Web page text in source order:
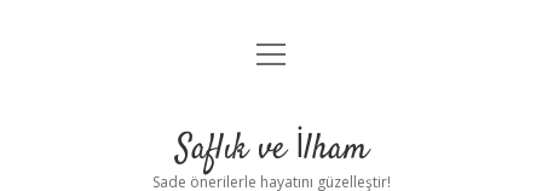
Anasayfa
Yasal Uyarı
menüyü
Saflık ve İlham
Sade önerilerle hayatını güzelleştir!